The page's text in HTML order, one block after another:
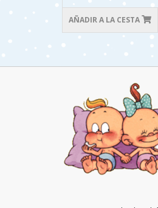
AÑADIR A LA CESTA